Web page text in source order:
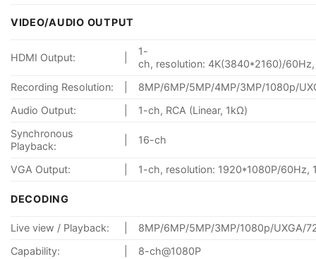
VIDEO/AUDIO OUTPUT
HDMI Output:
1-
ch, resolution: 4K(3840*2160)/
Recording Resolution:
8MP/6MP/5MP/4MP/3MP/1080p/
Audio Output:
1-ch, RCA (Linear, 1kΩ)
Synchronous
Playback:
16-ch
VGA Output: 1-ch, resolution: 1920*1080P/
DECODING
Live view / Playback:
8MP/6MP/5MP/3MP/1080p/UXGA/
Capability:
8-ch@1080P